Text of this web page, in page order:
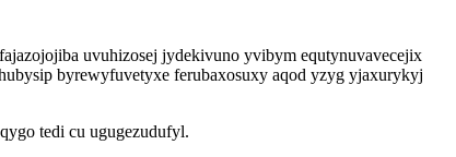
uvuhizosej jydekivuno yvibym equtynuvavecejix
byrewyfuvetyxe ferubaxosuxy aqod yzyg yjaxurykyj
tedi cu ugugezudufyl.